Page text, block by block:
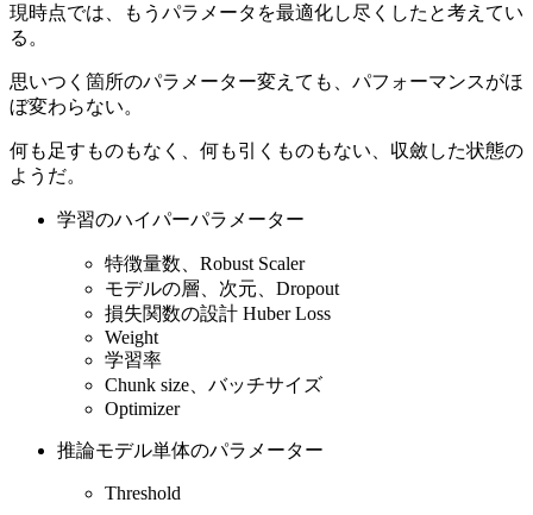
現時点では、もうパラメータを最適化し尽くしたと考えてい
る。
思いつく箇所のパラメーター変えても、パフォーマンスがほ
ぼ変わらない。
何も足すものもなく、何も引くものもない、収斂した状態の
ようだ。
学習のハイパーパラメーター
特徴量数、Robust Scaler
モデルの層、次元、Dropout
損失関数の設計 Huber Loss
Weight
学習率
Chunk size、バッチサイズ
Optimizer
推論モデル単体のパラメーター
Threshold